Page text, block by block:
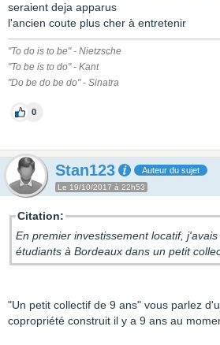
seraient deja apparus
l'ancien coute plus cher à entretenir
"To do is to be" - Nietzsche
"To be is to do" - Kant
"Do be do be do" - Sinatra
0
Stan123 Auteur du sujet
Le 19/10/2017 à 22h53
Citation:
En premier investissement locatif,
étudiants à Bordeaux dans un petit
"Un petit collectif de 9 ans" vous parlez
copropriété construit il y a 9 ans au